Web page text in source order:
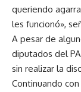
queriendo
les funcionó»,
A pesar de
diputados del
sin realizar la
Continuando